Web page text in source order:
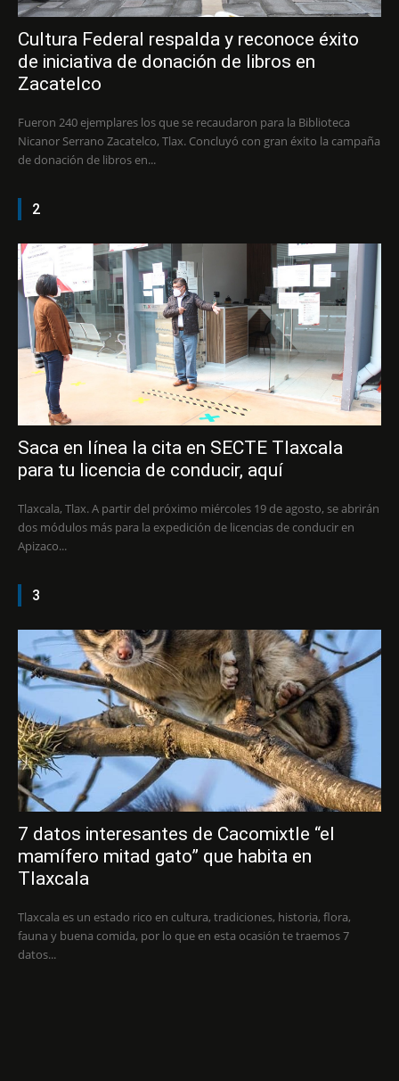
Cultura Federal respalda y reconoce éxito
de iniciativa de donación de libros en
Zacatelco
Fueron 240 ejemplares los que se recaudaron para la Biblioteca
Nicanor Serrano Zacatelco, Tlax. Concluyó con gran éxito la campaña
de donación de libros en...
2
Saca en línea la cita en SECTE Tlaxcala
para tu licencia de conducir, aquí
Tlaxcala, Tlax. A partir del próximo miércoles 19 de agosto, se abrirán
dos módulos más para la expedición de licencias de conducir en
Apizaco...
3
7 datos interesantes de Cacomixtle “el
mamífero mitad gato” que habita en
Tlaxcala
Tlaxcala es un estado rico en cultura, tradiciones, historia, flora,
fauna y buena comida, por lo que en esta ocasión te traemos 7
datos...